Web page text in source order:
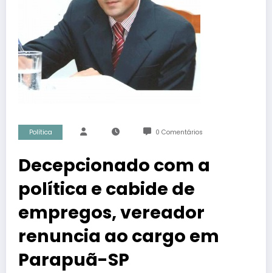
Política 0 Comentários
Decepcionado com a
política e cabide de
empregos, vereador
renuncia ao cargo em
Parapuã-SP